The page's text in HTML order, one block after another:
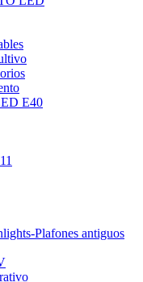
E40
Plafones antiguos